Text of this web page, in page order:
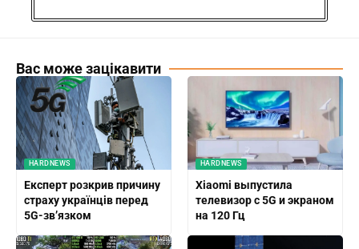
Вас може зацікавити
HARDNEWS
Експерт розкрив причину
страху українців перед
5G-зв’язком
HARDNEWS
Xiaomi выпустила
телевизор с 5G и экраном
на 120 Гц